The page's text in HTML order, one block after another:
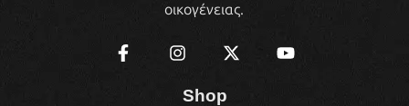
οικογένειας.
Shop